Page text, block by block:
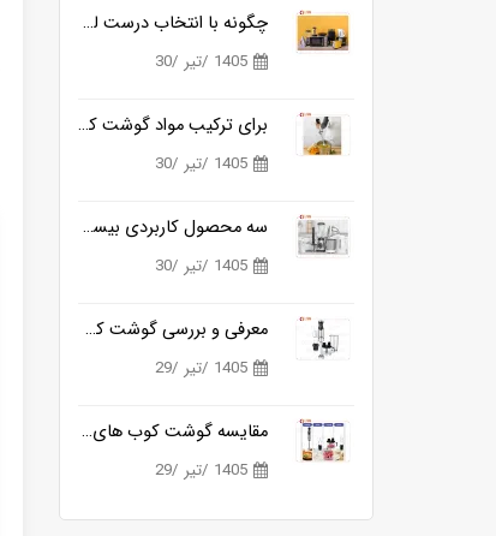
چگونه با انتخاب درست لوازم برقی آشپزخانه، زمان آشپزی را نصف کنیم؟
1405 /تیر /30
برای ترکیب مواد گوشت کوب برقی بهتره یا مخلوط کن؟
1405 /تیر /30
سه محصول کاربردی بیسمارک برای آشپزخانه های مدرن
1405 /تیر /30
معرفی و بررسی گوشت کوب برقی بیسمارک مدل BM3315
1405 /تیر /29
مقایسه گوشت کوب های برقی بیسمارک مدل BM3315 و BM3316
1405 /تیر /29